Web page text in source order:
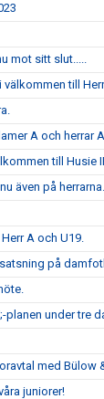
mot sitt slut.....
välkommen till
A och herrar
till Husie
även på herrarna.
A och U19.
på
planen under tre
med Bülow
juniorer!